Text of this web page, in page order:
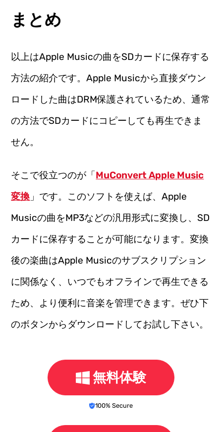
まとめ
以上はApple Musicの曲をSDカードに保存する
方法の紹介です。Apple Musicから直接ダウン
ロードした曲はDRM保護されているため、通常
の方法でSDカードにコピーしても再生できま
せん。
そこで役立つのが「MuConvert Apple Music
変換 」です。このソフトを使えば、Apple
Musicの曲をMP3などの汎用形式に変換し、SD
カードに保存することが可能になります。変換
後の楽曲はApple Musicのサブスクリプション
に関係なく、いつでもオフラインで再生できる
ため、より便利に音楽を管理できます。ぜひ下
のボタンからダウンロードしてお試し下さい。
無料体験
100% Secure